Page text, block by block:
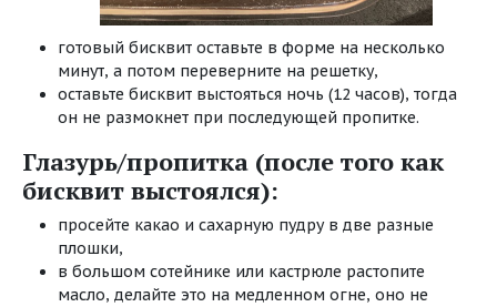
готовый бисквит оставьте в форме на несколько
минут, а потом переверните на решетку,
оставьте бисквит выстояться ночь (12 часов), тогда
он не размокнет при последующей пропитке.
Глазурь/пропитка (после того как
бисквит выстоялся):
просейте какао и сахарную пудру в две разные
плошки,
в большом сотейнике или кастрюле растопите
масло, делайте это на медленном огне, оно не